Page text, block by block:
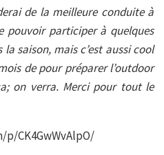
de la meilleure conduite à
pouvoir participer à quelques
saison, mais c’est aussi cool
de pour préparer l’outdoor
on verra. Merci pour tout le
CK4GwWvAlpO/